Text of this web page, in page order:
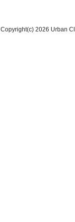
Copyright(c) 2026 Urban